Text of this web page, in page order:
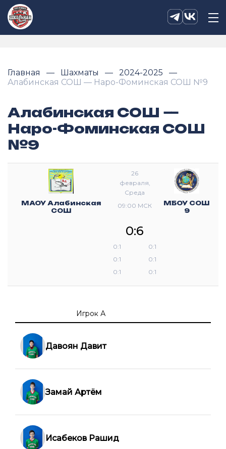
Главная Шахматы
2024-2025
Алабинская СОШ — Наро-Фоминская СОШ №9
Алабинская СОШ —
Наро-Фоминская СОШ
№9
МАОУ Алабинская
СОШ
26
февраля,
Среда
09:00 МСК
0:6
0:1
0:1
0:1
0:1
0:1
0:1
МБОУ СОШ
9
Игрок А
Давоян Давит
Замай Артём
Исабеков Рашид